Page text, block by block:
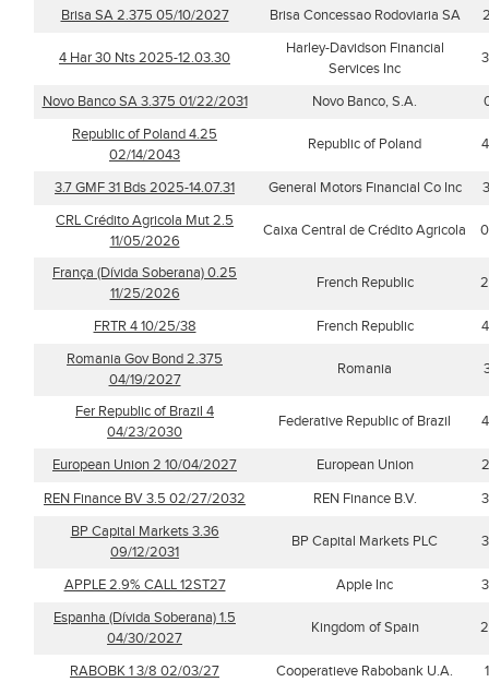
Brisa SA 2.375 05/10/2027 Brisa Concessao Rodoviaria SA
4 Har 30 Nts 2025-12.03.30
Harley-Davidson Financial
Services Inc
Novo Banco SA 3.375 01/22/2031 Novo Banco, S.A.
Republic of Poland 4.25
02/14/2043
Republic of Poland
3.7 GMF 31 Bds 2025-14.07.31 General Motors Financial Co Inc
CRL Crédito Agricola Mut 2.5
11/05/2026
Caixa Central de Crédito Agricola
França (Dívida Soberana) 0.25
11/25/2026
French Republic
FRTR 4 10/25/38 French Republic
Romania Gov Bond 2.375
04/19/2027
Romania
Fer Republic of Brazil 4
04/23/2030
Federative Republic of Brazil
European Union 2 10/04/2027 European Union
REN Finance BV 3.5 02/27/2032
REN Finance B.V.
BP Capital Markets 3.36
09/12/2031
BP Capital Markets PLC
APPLE 2.9% CALL 12ST27 Apple Inc
Espanha (Dívida Soberana) 1.5
04/30/2027
Kingdom of Spain
RABOBK 1 3/8 02/03/27 Cooperatieve Rabobank U.A.